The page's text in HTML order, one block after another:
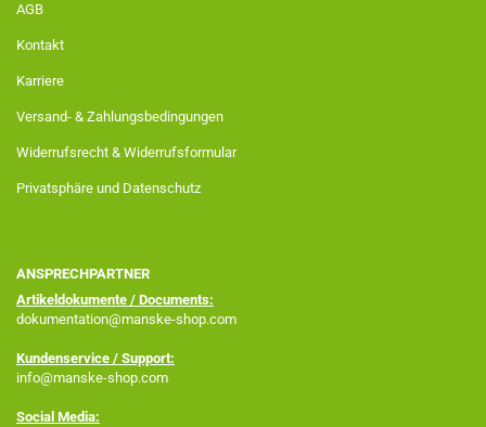
AGB
Kontakt
Karriere
Versand- & Zahlungsbedingungen
Widerrufsrecht & Widerrufsformular
Privatsphäre und Datenschutz
ANSPRECHPARTNER
Artikeldokumente / Documents:
dokumentation@manske-shop.com
Kundenservice / Support:
info@manske-shop.com
Social Media: